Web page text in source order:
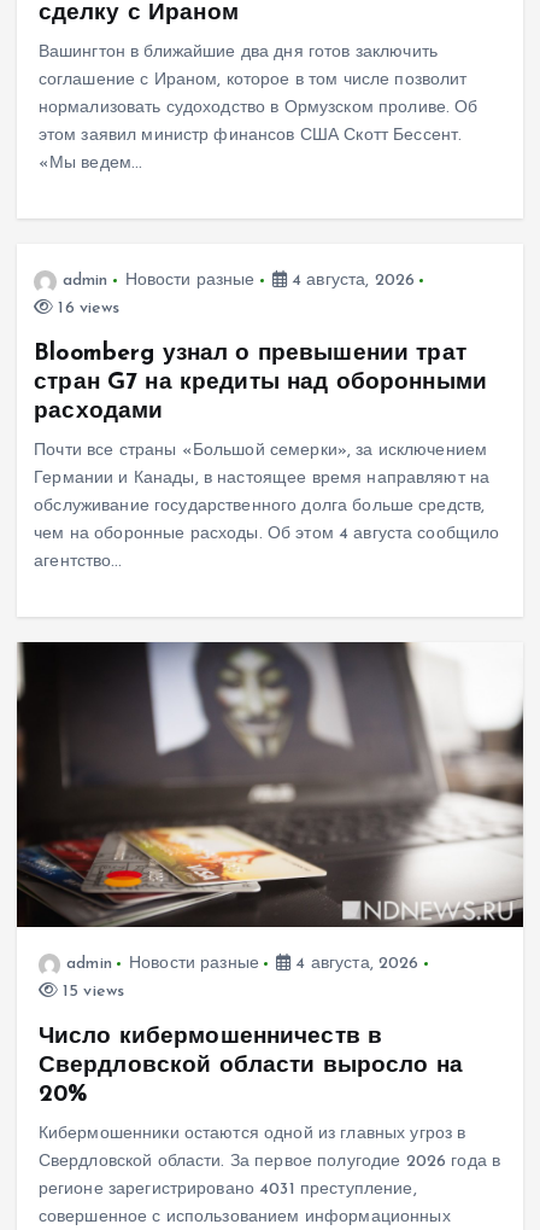
сделку с Ираном
Вашингтон в ближайшие два дня готов заключить
соглашение с Ираном, которое в том числе позволит
нормализовать судоходство в Ормузском проливе. Об
этом заявил министр финансов США Скотт Бессент.
«Мы ведем…
admin Новости разные
4 августа, 2026
16 views
Bloomberg узнал о превышении трат
стран G7 на кредиты над оборонными
расходами
Почти все страны «Большой семерки», за исключением
Германии и Канады, в настоящее время направляют на
обслуживание государственного долга больше средств,
чем на оборонные расходы. Об этом 4 августа сообщило
агентство…
admin Новости разные
4 августа, 2026
15 views
Число кибермошенничеств в
Свердловской области выросло на
20%
Кибермошенники остаются одной из главных угроз в
Свердловской области. За первое полугодие 2026 года в
регионе зарегистрировано 4031 преступление,
совершенное с использованием информационных